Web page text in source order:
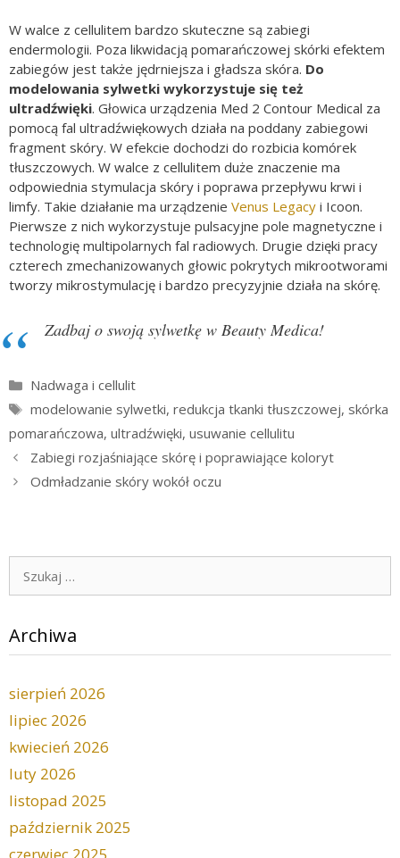
W walce z cellulitem bardzo skuteczne są zabiegi
endermologii. Poza likwidacją pomarańczowej skórki efektem
zabiegów jest także jędrniejsza i gładsza skóra. Do
modelowania sylwetki wykorzystuje się też
ultradźwięki. Głowica urządzenia Med 2 Contour Medical za
pomocą fal ultradźwiękowych działa na poddany zabiegowi
fragment skóry. W efekcie dochodzi do rozbicia komórek
tłuszczowych. W walce z cellulitem duże znaczenie ma
odpowiednia stymulacja skóry i poprawa przepływu krwi i
limfy. Takie działanie ma urządzenie Venus Legacy i Icoon.
Pierwsze z nich wykorzystuje pulsacyjne pole magnetyczne i
technologię multipolarnych fal radiowych. Drugie dzięki pracy
czterech zmechanizowanych głowic pokrytych mikrootworami
tworzy mikrostymulację i bardzo precyzyjnie działa na skórę.
Zadbaj o swoją sylwetkę w Beauty Medica!
Kategorie
Nadwaga i cellulit
Tagi
modelowanie sylwetki, redukcja tkanki tłuszczowej, skórka
pomarańczowa, ultradźwięki, usuwanie cellulitu
Zabiegi rozjaśniające skórę i poprawiające koloryt
Odmładzanie skóry wokół oczu
Szukaj:
Archiwa
sierpień 2026
lipiec 2026
kwiecień 2026
luty 2026
listopad 2025
październik 2025